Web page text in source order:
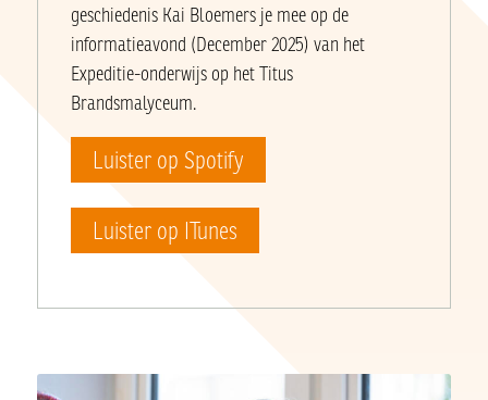
geschiedenis Kai Bloemers je mee op de
informatieavond (December 2025) van het
Expeditie-onderwijs op het Titus
Brandsmalyceum.
Luister op Spotify
Luister op ITunes